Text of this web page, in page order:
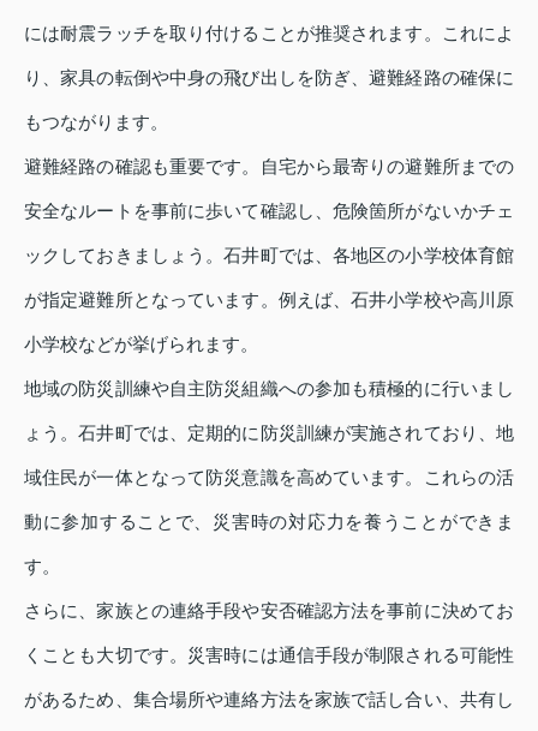
には耐震ラッチを取り付けることが推奨されます。これによ
り、家具の転倒や中身の飛び出しを防ぎ、避難経路の確保に
もつながります。
避難経路の確認も重要です。自宅から最寄りの避難所までの
安全なルートを事前に歩いて確認し、危険箇所がないかチェ
ックしておきましょう。石井町では、各地区の小学校体育館
が指定避難所となっています。例えば、石井小学校や高川原
小学校などが挙げられます。
地域の防災訓練や自主防災組織への参加も積極的に行いまし
ょう。石井町では、定期的に防災訓練が実施されており、地
域住民が一体となって防災意識を高めています。これらの活
動に参加することで、災害時の対応力を養うことができま
す。
さらに、家族との連絡手段や安否確認方法を事前に決めてお
くことも大切です。災害時には通信手段が制限される可能性
があるため、集合場所や連絡方法を家族で話し合い、共有し